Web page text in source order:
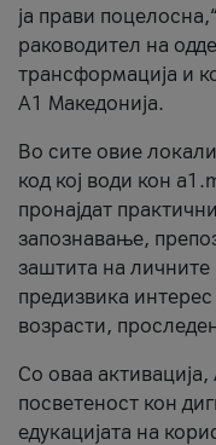
ја прави
раководител на
трансформација и
А1 Македонија.
Во сите овие
код кој води кон
пронајдат
запознавање,
заштита на
предизвика
возрасти,
Со оваа активација,
посветеност кон
едукацијата на